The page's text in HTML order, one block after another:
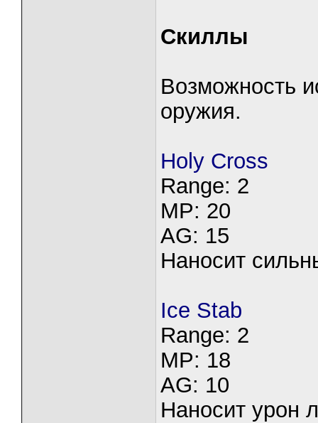
Скиллы
Возможность
оружия.
Holy Cross
Range: 2
MP: 20
AG: 15
Наносит
Ice Stab
Range: 2
MP: 18
AG: 10
Наносит урон